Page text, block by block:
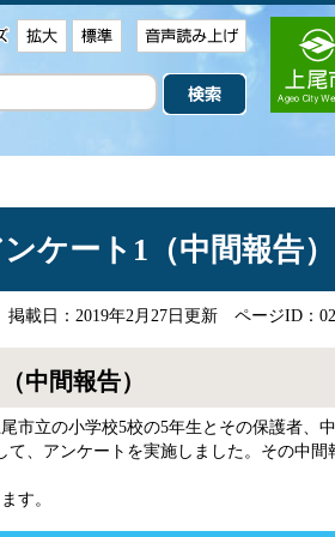
ケート1（中間報告）
掲載日：2019年2月27日更新 ページID：
中間報告）
市立の小学校5校の5年生とその保護者、
、アンケートを実施しました。その中間
す。